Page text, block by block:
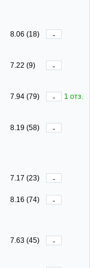
8.06 (18)
-
7.22 (9)
-
7.94 (79) -
1 отз.
8.19 (58)
-
7.17 (23)
-
8.16 (74)
-
7.63 (45)
-